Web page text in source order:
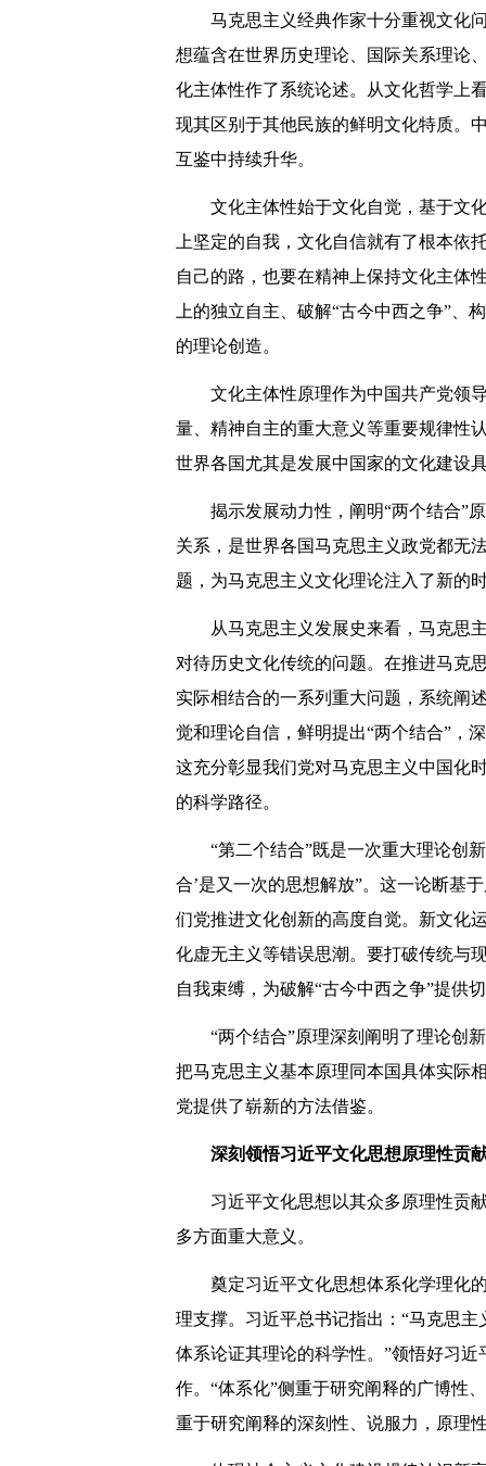
马克思主义经典作家十分重视文化
想蕴含在世界历史理论、国际关系理论
化主体性作了系统论述。从文化哲学上
现其区别于其他民族的鲜明文化特质。
互鉴中持续升华。
文化主体性始于文化自觉，基于文
上坚定的自我，文化自信就有了根本依
自己的路，也要在精神上保持文化主体
上的独立自主、破解“古今中西之争”
的理论创造。
文化主体性原理作为中国共产党领
量、精神自主的重大意义等重要规律性
世界各国尤其是发展中国家的文化建设
揭示发展动力性，阐明“两个结合”
关系，是世界各国马克思主义政党都无
题，为马克思主义文化理论注入了新的
从马克思主义发展史来看，马克思
对待历史文化传统的问题。在推进马克
实际相结合的一系列重大问题，系统阐
觉和理论自信，鲜明提出“两个结合”，
这充分彰显我们党对马克思主义中国化
的科学路径。
“第二个结合”既是一次重大理论创
合’是又一次的思想解放”。这一论断基
们党推进文化创新的高度自觉。新文化
化虚无主义等错误思潮。要打破传统与
自我束缚，为破解“古今中西之争”提供
“两个结合”原理深刻阐明了理论创
把马克思主义基本原理同本国具体实际
党提供了崭新的方法借鉴。
深刻领悟习近平文化思想原理性贡
习近平文化思想以其众多原理性贡
多方面重大意义。
奠定习近平文化思想体系化学理化
理支撑。习近平总书记指出：“马克思
体系论证其理论的科学性。”领悟好习
作。“体系化”侧重于研究阐释的广博性
重于研究阐释的深刻性、说服力，原理